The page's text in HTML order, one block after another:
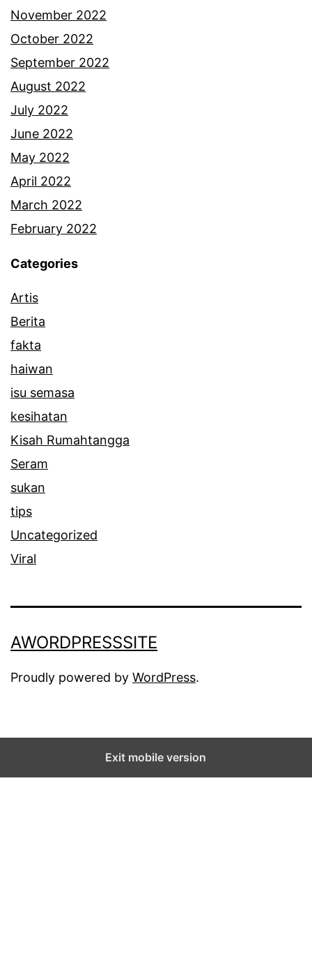
November 2022
October 2022
September 2022
August 2022
July 2022
June 2022
May 2022
April 2022
March 2022
February 2022
Categories
Artis
Berita
fakta
haiwan
isu semasa
kesihatan
Kisah Rumahtangga
Seram
sukan
tips
Uncategorized
Viral
AWORDPRESSSITE
Proudly powered by WordPress.
Exit mobile version